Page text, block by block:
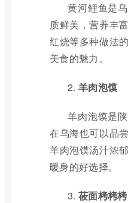
黄河鲤鱼是
质鲜美，营养丰
红烧等多种做法
美食的魅力。
2. 羊肉泡馍
羊肉泡馍是
在乌海也可以品
羊肉泡馍汤汁浓
暖身的好选择。
3. 莜面栲栲栲